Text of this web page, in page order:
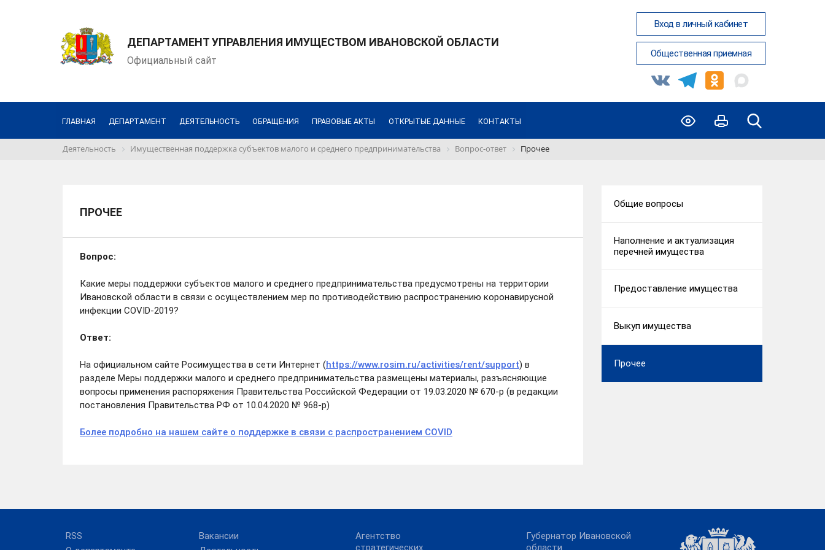
ДЕПАРТАМЕНТ УПРАВЛЕНИЯ ИМУЩЕСТВОМ ИВАНОВСКОЙ ОБЛАСТИ
Официальный сайт
Вход в личный кабинет
Общественная приемная
ГЛАВНАЯ ДЕПАРТАМЕНТ ДЕЯТЕЛЬНОСТЬ ОБРАЩЕНИЯ ПРАВОВЫЕ АКТЫ ОТКРЫТЫЕ ДАННЫЕ КОНТАКТЫ
Деятельность Имущественная поддержка субъектов малого и среднего предпринимательства Вопрос-ответ Прочее
ПРОЧЕЕ
Вопрос:
Какие меры поддержки субъектов малого и среднего предпринимательства предусмотрены на территории
Ивановской области в связи с осуществлением мер по противодействию распространению коронавирусной
инфекции COVID-2019?
Ответ:
На официальном сайте Росимущества в сети Интернет (https://www.rosim.ru/activities/rent/support) в
разделе Меры поддержки малого и среднего предпринимательства размещены материалы, разъясняющие
вопросы применения распоряжения Правительства Российской Федерации от 19.03.2020 № 670-р (в редакции
постановления Правительства РФ от 10.04.2020 № 968-р)
Более подробно на нашем сайте о поддержке в связи с распространением COVID
Общие вопросы
Наполнение и актуализация
перечней имущества
Предоставление имущества
Выкуп имущества
Прочее
RSS
Вакансии
Агентство
стратегических
Губернатор Ивановской
области